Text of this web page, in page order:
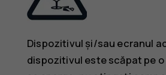
Dispozitivul și/sau ecranul
dispozitivul este scăpat pe